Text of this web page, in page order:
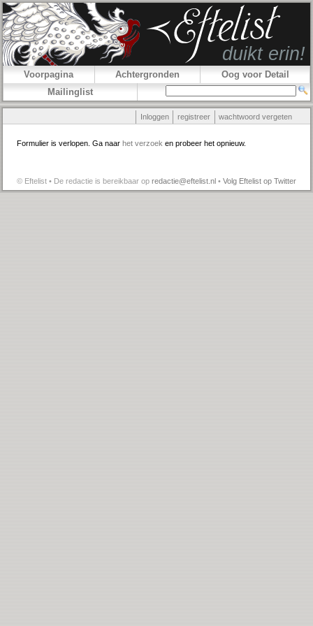
Voorpagina Achtergronden
Oog voor Detail
Mailinglist
Inloggen registreer wachtwoord vergeten
Formulier is verlopen. Ga naar het verzoek en probeer het opnieuw.
© Eftelist • De redactie is bereikbaar op redactie@eftelist.nl • Volg Eftelist op Twitter